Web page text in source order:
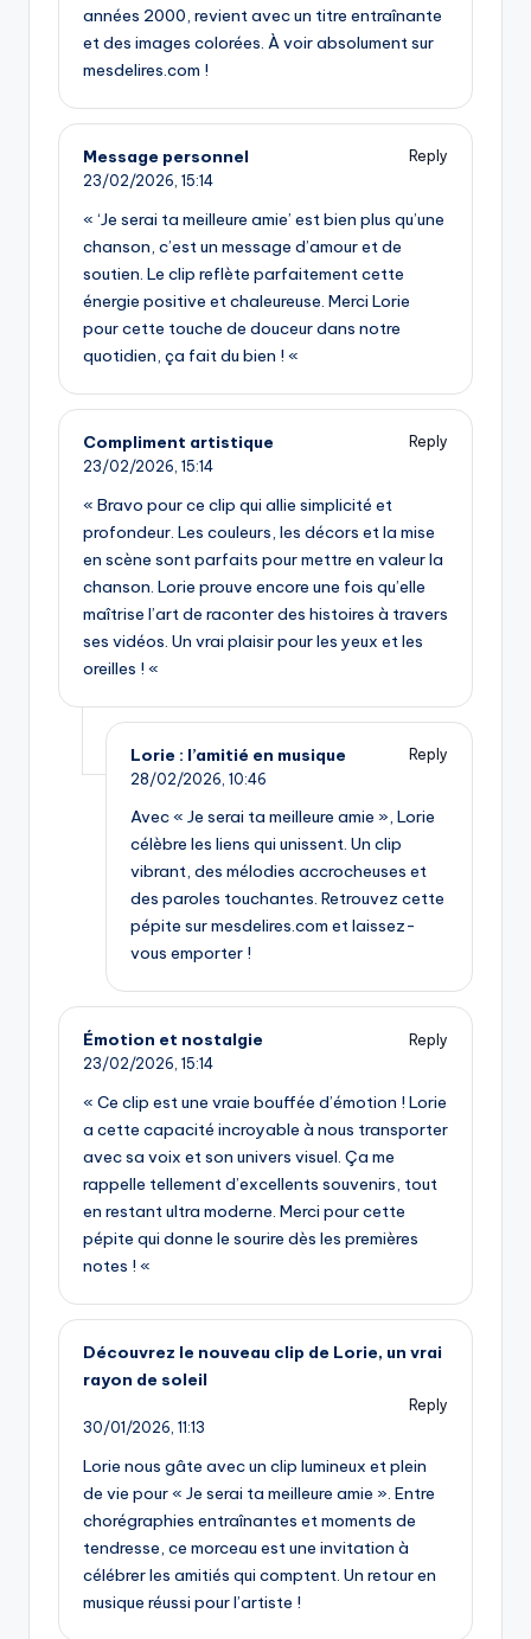
années 2000, revient avec un titre entraînante
et des images colorées. À voir absolument sur
mesdelires.com !
Message personnel
Reply
23/02/2026, 15:14
« ‘Je serai ta meilleure amie’ est bien plus qu’une
chanson, c’est un message d’amour et de
soutien. Le clip reflète parfaitement cette
énergie positive et chaleureuse. Merci Lorie
pour cette touche de douceur dans notre
quotidien, ça fait du bien ! «
Compliment artistique
Reply
23/02/2026, 15:14
« Bravo pour ce clip qui allie simplicité et
profondeur. Les couleurs, les décors et la mise
en scène sont parfaits pour mettre en valeur la
chanson. Lorie prouve encore une fois qu’elle
maîtrise l’art de raconter des histoires à travers
ses vidéos. Un vrai plaisir pour les yeux et les
oreilles ! «
Lorie : l’amitié en musique
Reply
28/02/2026, 10:46
Avec « Je serai ta meilleure amie », Lorie
célèbre les liens qui unissent. Un clip
vibrant, des mélodies accrocheuses et
des paroles touchantes. Retrouvez cette
pépite sur mesdelires.com et laissez-
vous emporter !
Émotion et nostalgie
Reply
23/02/2026, 15:14
« Ce clip est une vraie bouffée d’émotion ! Lorie
a cette capacité incroyable à nous transporter
avec sa voix et son univers visuel. Ça me
rappelle tellement d’excellents souvenirs, tout
en restant ultra moderne. Merci pour cette
pépite qui donne le sourire dès les premières
notes ! «
Découvrez le nouveau clip de Lorie, un vrai
rayon de soleil
Reply
30/01/2026, 11:13
Lorie nous gâte avec un clip lumineux et plein
de vie pour « Je serai ta meilleure amie ». Entre
chorégraphies entraînantes et moments de
tendresse, ce morceau est une invitation à
célébrer les amitiés qui comptent. Un retour en
musique réussi pour l’artiste !